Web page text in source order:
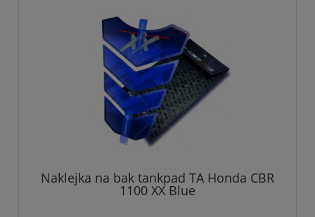
Naklejka na bak tankpad TA Honda CBR
1100 XX Blue